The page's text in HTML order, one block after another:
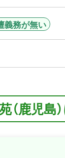
義務が無い
（鹿児島